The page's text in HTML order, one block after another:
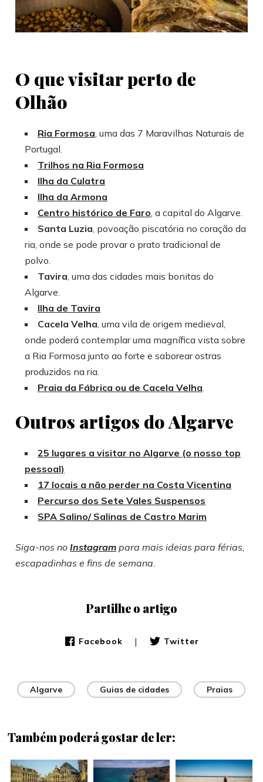
O que visitar perto de
Olhão
Ria Formosa , uma das 7 Maravilhas Naturais de
Portugal.
Trilhos na Ria Formosa
Ilha da Culatra
Ilha da Armona
Centro histórico de Faro , a capital do Algarve.
Santa Luzia , povoação piscatória no coração da
ria, onde se pode provar o prato tradicional de
polvo.
Tavira , uma das cidades mais bonitas do
Algarve.
Ilha de Tavira
Cacela Velha , uma vila de origem medieval,
onde poderá contemplar uma magnífica vista sobre
a Ria Formosa junto ao forte e saborear ostras
produzidos na ria.
Praia da Fábrica ou de Cacela Velha
Outros artigos do Algarve
25 lugares a visitar no Algarve (o nosso top
pessoal)
17 locais a não perder na Costa Vicentina
Percurso dos Sete Vales Suspensos
SPA Salino/ Salinas de Castro Marim
Siga-nos noInstagram para mais ideias para férias,
escapadinhas e fins de semana.
Partilhe o artigo
Facebook | Twitter
Algarve Guias de cidades Praias
Também poderá gostar de ler: